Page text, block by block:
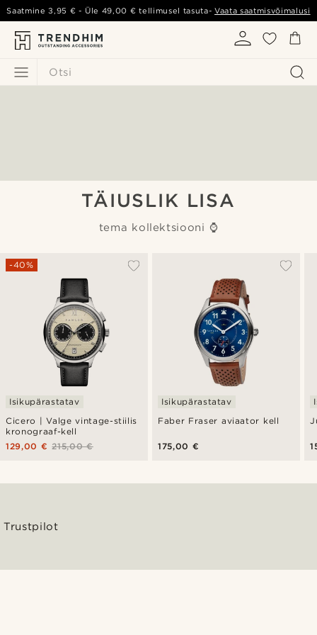
Otsi
Saatmine3,95 € - Üle 49,00 € tellimusel tasuta-Vaata saatmisvõimalusi
TÄIUSLIK LISA
tema kollektsiooni ⌚️
Cicero | Valge vintage-stiilis
kronograaf-kell
-40%
Isikupärastatav
215,00 €
129,00 €
Faber Fraser aviaator kell
Isikupärastatav
175,00 €
Trustpilot